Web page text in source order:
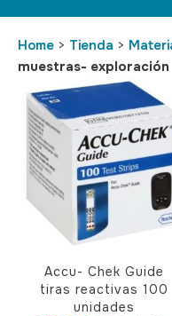
Home > Tienda >
muestras- exploración
Accu- Chek Guide
tiras reactivas 100
unidades